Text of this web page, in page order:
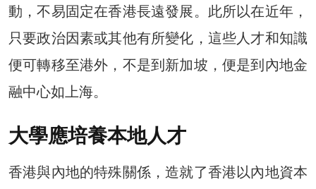
動，不易固定在香港長遠發展。此所以在近年，
只要政治因素或其他有所變化，這些人才和知識
便可轉移至港外，不是到新加坡，便是到內地金
融中心如上海。
大學應培養本地人才
香港與內地的特殊關係，造就了香港以內地資本